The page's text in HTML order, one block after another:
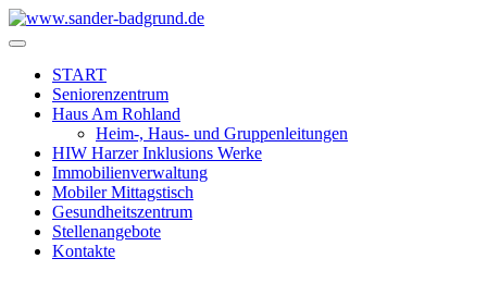
START
Seniorenzentrum
Haus Am Rohland
Heim-, Haus- und Gruppenleitungen
HIW Harzer Inklusions Werke
Immobilienverwaltung
Mobiler Mittagstisch
Gesundheitszentrum
Stellenangebote
Kontakte